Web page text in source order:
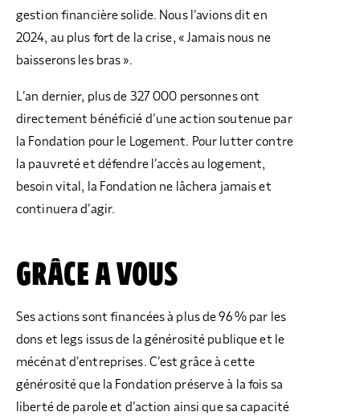
gestion financière solide. Nous l’avions dit en
2024, au plus fort de la crise, « Jamais nous ne
baisserons les bras ».
L’an dernier, plus de 327 000 personnes ont
directement bénéficié d’une action soutenue par
la Fondation pour le Logement. Pour lutter contre
la pauvreté et défendre l’accès au logement,
besoin vital, la Fondation ne lâchera jamais et
continuera d’agir.
GRÂCE A VOUS
Ses actions sont financées à plus de 96 % par les
dons et legs issus de la générosité publique et le
mécénat d’entreprises. C’est grâce à cette
générosité que la Fondation préserve à la fois sa
liberté de parole et d’action ainsi que sa capacité